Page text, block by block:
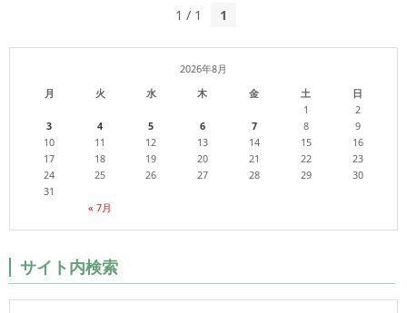
1 / 1 1
2026年8月
月
火 水 木 金 土 日
« 7月
1
2
3
4 5 6 7 8
9
10
11 12 13 14 15
16
17
18 19 20 21 22
23
24
25 26 27 28 29
30
31
サイト内検索